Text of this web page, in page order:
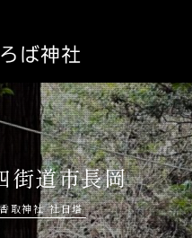
街道市長岡
香取神社 社日塔